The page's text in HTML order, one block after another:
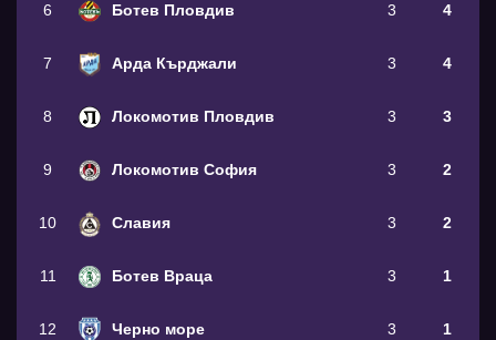
6 Ботев Пловдив 3 4
7 Арда Кърджали 3 4
8 Локомотив Пловдив 3 3
9 Локомотив София 3 2
10 Славия 3 2
11 Ботев Враца 3 1
12 Черно море 3 1